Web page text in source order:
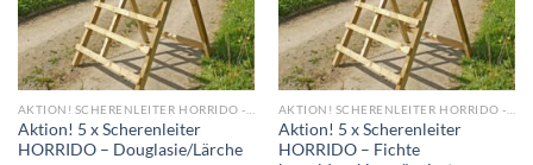
Aktion! 5 x Scherenleiter
HORRIDO – Douglasie/Lärche
Aktion! 5 x Scherenleiter
HORRIDO – Fichte